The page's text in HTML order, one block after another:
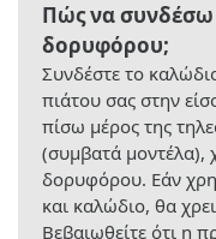
Πώς να συνδέσω
δορυφόρου;
Συνδέστε το
πιάτου σας στην
πίσω μέρος της
(συμβατά μοντέλα),
δορυφόρου. Εάν
και καλώδιο, θα
Βεβαιωθείτε ότι η